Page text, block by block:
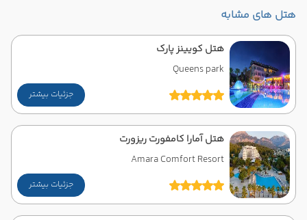
هتل های مشابه
هتل کویینز پارک
Queens park
جزئیات بیشتر
هتل آمارا کامفورت ریزورت
Amara Comfort Resort
جزئیات بیشتر